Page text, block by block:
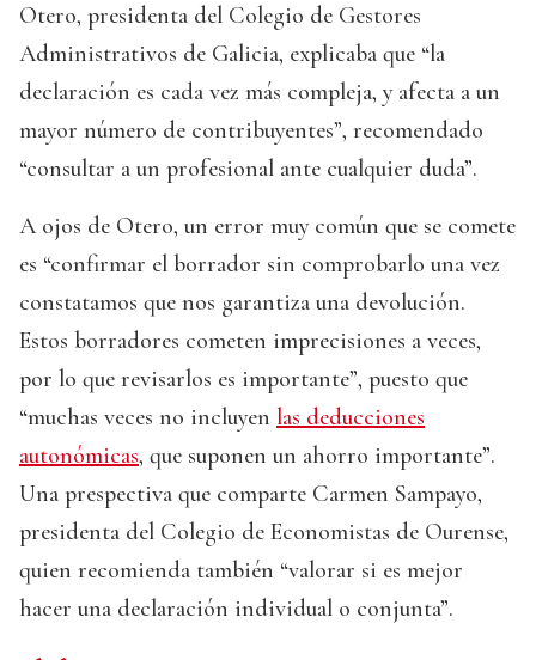
Otero, presidenta del Colegio de Gestores
Administrativos de Galicia, explicaba que “la
declaración es cada vez más compleja, y afecta a un
mayor número de contribuyentes”, recomendado
“consultar a un profesional ante cualquier duda”.
A ojos de Otero, un error muy común que se comete
es “confirmar el borrador sin comprobarlo una vez
constatamos que nos garantiza una devolución.
Estos borradores cometen imprecisiones a veces,
por lo que revisarlos es importante”, puesto que
“muchas veces no incluyen las deducciones
autonómicas, que suponen un ahorro importante”.
Una prespectiva que comparte Carmen Sampayo,
presidenta del Colegio de Economistas de Ourense,
quien recomienda también “valorar si es mejor
hacer una declaración individual o conjunta”.